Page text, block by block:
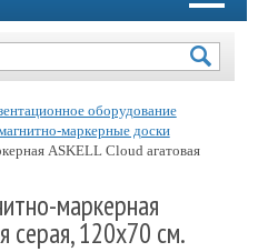
оборудование
маркерные доски
ASKELL Cloud агатовая
маркерная
серая, 120х70 см.